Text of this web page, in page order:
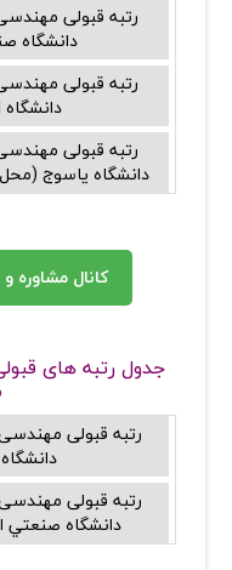
رتبه قبولی
دانشگاه
رتبه قبولی
دانشگاه
رتبه قبولی
دانشگاه ياسوج
کانال مشاوره
رتبه قبولی
رتبه قبولی
دانشگاه صنعتي